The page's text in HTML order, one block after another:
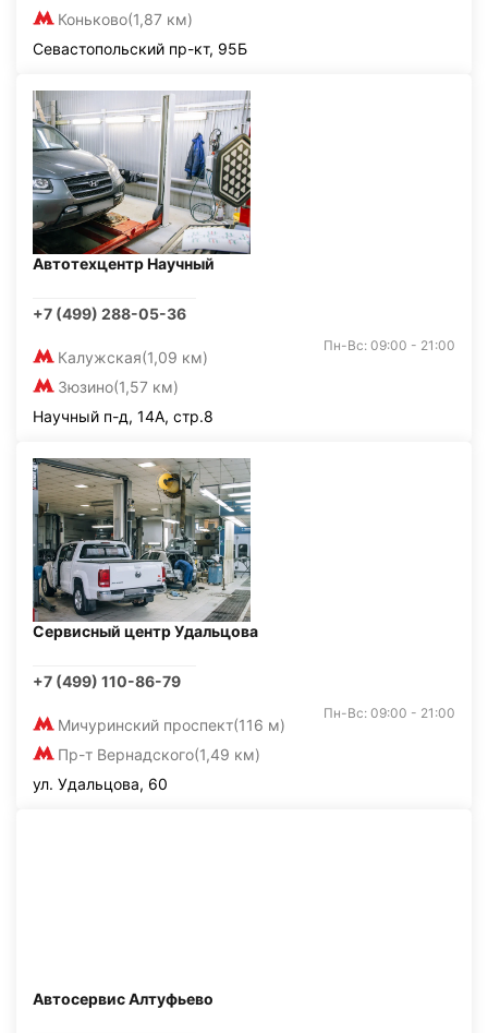
Коньково(1,87 км)
Севастопольский пр-кт, 95Б
Автотехцентр Научный
+7 (499) 288-05-36
Калужская(1,09 км)
Зюзино(1,57 км)
Пн-Вс: 09:00 - 21:00
Научный п-д, 14А, стр.8
Сервисный центр Удальцова
+7 (499) 110-86-79
Мичуринский проспект(116 м)
Пр-т Вернадского(1,49 км)
Пн-Вс: 09:00 - 21:00
ул. Удальцова, 60
Автосервис Алтуфьево